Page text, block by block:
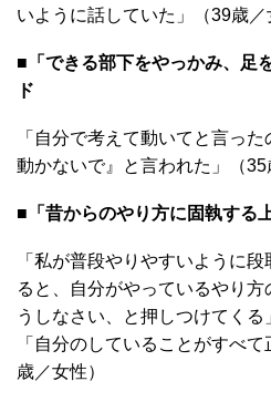
いように話していた」（39歳／
■「できる部下をやっかみ、足
ド
「自分で考えて動いてと言っ
動かないで』と言われた」（35
■「昔からのやり方に固執する
「私が普段やりやすいように
ると、自分がやっているやり方
うしなさい、と押しつけてくる
「自分のしていることがすべ
歳／女性）